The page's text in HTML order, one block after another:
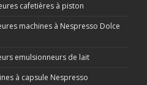
cafetières à piston
machines à Nespresso Dolce
emulsionneurs de lait
à capsule Nespresso